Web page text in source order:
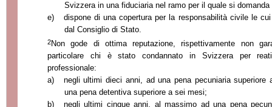
Svizzera in una fiduciaria nel ramo per il quale si domanda
e)
dispone di una copertura per la responsabilità civile le
dal Consiglio di Stato.
2Non gode di ottima reputazione, rispettivamente non
particolare chi è stato condannato in Svizzera per
professionale:
a)
negli ultimi dieci anni, ad una pena pecuniaria superiore
una pena detentiva superiore a sei mesi;
b)
negli ultimi cinque anni, al massimo ad una pena